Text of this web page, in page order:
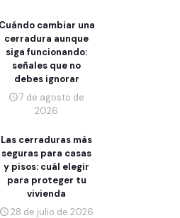
Cuándo cambiar una
cerradura aunque
siga funcionando:
señales que no
debes ignorar
7 de agosto de
2026
Las cerraduras más
seguras para casas
y pisos: cuál elegir
para proteger tu
vivienda
28 de julio de 2026